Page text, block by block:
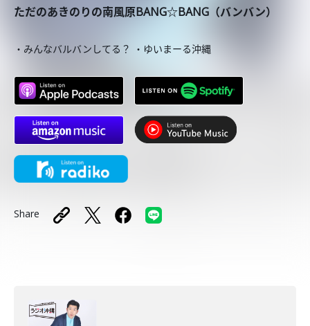
ただのあきのりの南風原BANG☆BANG（バンバン）
・みんなバルバンしてる？ ・ゆいまーる沖縄
Share